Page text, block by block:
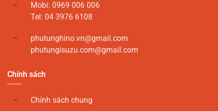
Mobi: 0969 006 006
Tel: 04 3976 6108
phutunghino.vn@gmail.com
phutungisuzu.com@gmail.com
Chính sách
Chính sách chung